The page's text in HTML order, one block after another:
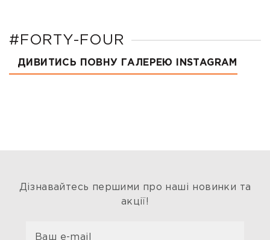
#FORTY-FOUR
ДИВИТИСЬ ПОВНУ ГАЛЕРЕЮ INSTAGRAM
Дізнавайтесь першими про наші новинки та
акції!